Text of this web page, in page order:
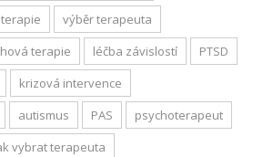
výběr terapeuta
terapie léčba závislostí
PTSD
krizová intervence
autismus PAS
psychoterapeut
vybrat terapeuta